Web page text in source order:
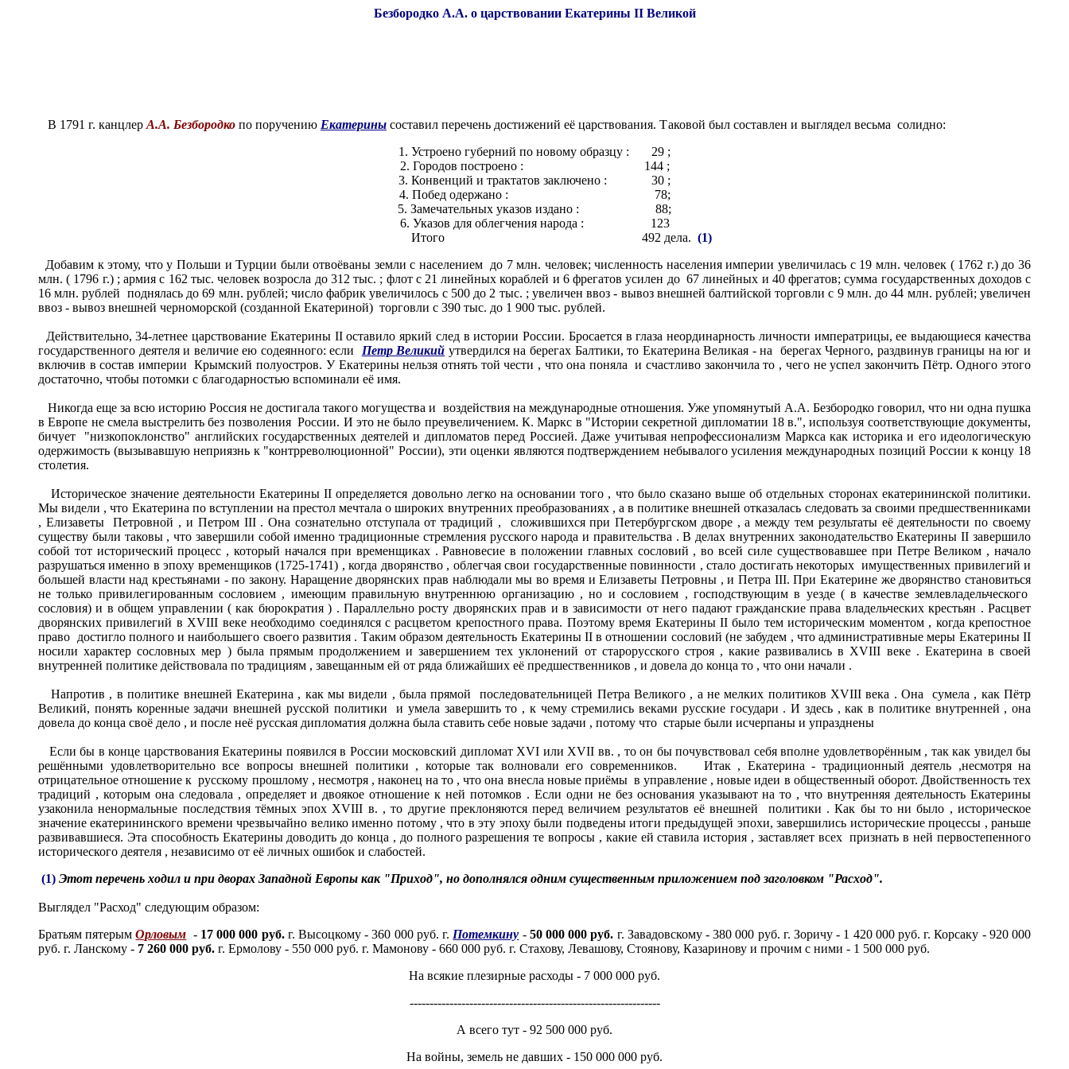
Безбородко А.А. о царствовании Екатерины IIВеликой
В 1791 г. канцлер А.А. Безбородко по поручению Екатерины составил перечень достижений её царствования. Таковой был составлен и выглядел весьма солидно:
1. Устроено губерний по новому образцу : 29 ;
2. Городов построено : 144 ;
3. Конвенций и трактатов заключено : 30 ;
4. Побед одержано : 78;
5. Замечательных указов издано : 88;
6. Указов для облегчения народа : 123
Итого 492 дела. (1)
Добавим к этому, что у Польши и Турции были отвоёваны земли с населением до 7 млн. человек; численность населения империи увеличилась с 19 млн. человек ( 1762 г.) до 36
млн. ( 1796 г.) ; армия с 162 тыс. человек возросла до 312 тыс. ; флот с 21 линейных кораблей и 6 фрегатов усилен до 67 линейных и 40 фрегатов; сумма государственных доходов с
16 млн. рублей поднялась до 69 млн. рублей; число фабрик увеличилось с 500 до 2 тыс. ; увеличен ввоз - вывоз внешней балтийской торговли с 9 млн. до 44 млн. рублей; увеличен
ввоз - вывоз внешней черноморской (созданной Екатериной) торговли с 390 тыс. до 1 900 тыс. рублей.
Действительно, 34-летнее царствование Екатерины II оставило яркий след в истории России. Бросается в глаза неординарность личности императрицы, ее выдающиеся качества
государственного деятеля и величие ею содеянного: если Петр Великий утвердился на берегах Балтики, то Екатерина Великая - на берегах Черного, раздвинув границы на юг и
включив в состав империи Крымский полуостров. У Екатерины нельзя отнять той чести , что она поняла и счастливо закончила то , чего не успел закончить Пётр. Одного этого
достаточно, чтобы потомки с благодарностью вспоминали её имя.
Никогда еще за всю историю Россия не достигала такого могущества и воздействия на международные отношения. Уже упомянутый А.А. Безбородко говорил, что ни одна пушка
в Европе не смела выстрелить без позволения России. И это не было преувеличением. К. Маркс в "Истории секретной дипломатии 18 в.", используя соответствующие документы,
бичует "низкопоклонство" английских государственных деятелей и дипломатов перед Россией. Даже учитывая непрофессионализм Маркса как историка и его идеологическую
одержимость (вызывавшую неприязнь к "контрреволюционной" России), эти оценки являются подтверждением небывалого усиления международных позиций России к концу 18
столетия.
Историческое значение деятельности Екатерины II определяется довольно легко на основании того , что было сказано выше об отдельных сторонах екатерининской политики.
Мы видели , что Екатерина по вступлении на престол мечтала о широких внутренних преобразованиях , а в политике внешней отказалась следовать за своими предшественниками
, Елизаветы Петровной , и Петром III . Она сознательно отступала от традиций , сложившихся при Петербургском дворе , а между тем результаты её деятельности по своему
существу были таковы , что завершили собой именно традиционные стремления русского народа и правительства . В делах внутренних законодательство Екатерины II завершило
собой тот исторический процесс , который начался при временщиках . Равновесие в положении главных сословий , во всей силе существовавшее при Петре Великом , начало
разрушаться именно в эпоху временщиков (1725-1741) , когда дворянство , облегчая свои государственные повинности , стало достигать некоторых имущественных привилегий и
большей власти над крестьянами - по закону. Наращение дворянских прав наблюдали мы во время и Елизаветы Петровны , и Петра III. При Екатерине же дворянство становиться
не только привилегированным сословием , имеющим правильную внутреннюю организацию , но и сословием , господствующим в уезде ( в качестве землевладельческого
сословия) и в общем управлении ( как бюрократия ) . Параллельно росту дворянских прав и в зависимости от него падают гражданские права владельческих крестьян . Расцвет
дворянских привилегий в ХVIII веке необходимо соединялся с расцветом крепостного права. Поэтому время Екатерины II было тем историческим моментом , когда крепостное
право достигло полного и наибольшего своего развития . Таким образом деятельность Екатерины II в отношении сословий (не забудем , что административные меры Екатерины II
носили характер сословных мер ) была прямым продолжением и завершением тех уклонений от старорусского строя , какие развивались в XVIII веке . Екатерина в своей
внутренней политике действовала по традициям , завещанным ей от ряда ближайших её предшественников , и довела до конца то , что они начали .
Напротив , в политике внешней Екатерина , как мы видели , была прямой последовательницей Петра Великого , а не мелких политиков XVIII века . Она сумела , как Пётр
Великий, понять коренные задачи внешней русской политики и умела завершить то , к чему стремились веками русские государи . И здесь , как в политике внутренней , она
довела до конца своё дело , и после неё русская дипломатия должна была ставить себе новые задачи , потому что старые были исчерпаны и упразднены
Если бы в конце царствования Екатерины появился в России московский дипломат XVI или XVII вв. , то он бы почувствовал себя вполне удовлетворённым , так как увидел бы
решёнными удовлетворительно все вопросы внешней политики , которые так волновали его современников. Итак , Екатерина - традиционный деятель ,несмотря на
отрицательное отношение к русскому прошлому , несмотря , наконец на то , что она внесла новые приёмы в управление , новые идеи в общественный оборот. Двойственность тех
традиций , которым она следовала , определяет и двоякое отношение к ней потомков . Если одни не без основания указывают на то , что внутренняя деятельность Екатерины
узаконила ненормальные последствия тёмных эпох XVIII в. , то другие преклоняются перед величием результатов её внешней политики . Как бы то ни было , историческое
значение екатерининского времени чрезвычайно велико именно потому , что в эту эпоху были подведены итоги предыдущей эпохи, завершились исторические процессы , раньше
развивавшиеся. Эта способность Екатерины доводить до конца , до полного разрешения те вопросы , какие ей ставила история , заставляет всех признать в ней первостепенного
исторического деятеля , независимо от её личных ошибок и слабостей.
(1) Этот перечень ходил и при дворах Западной Европы как "Приход", но дополнялся одним существенным приложением под заголовком "Расход".
Выглядел "Расход" следующим образом:
Братьям пятерымОрловым - 17 000 000 руб.г. Высоцкому - 360 000 руб. г. Потемкину - 50 000 000 руб. г. Завадовскому - 380 000 руб. г. Зоричу - 1 420 000 руб. г. Корсаку - 920 000
руб. г. Ланскому - 7 260 000 руб. г. Ермолову - 550 000 руб. г. Мамонову - 660 000 руб. г. Стахову, Левашову, Стоянову, Казаринову и прочим с ними - 1 500 000 руб.
На всякие плезирные расходы - 7 000 000 руб.
---------------------------------------------------------------
А всего тут - 92 500 000 руб.
На войны, земель не давших - 150 000 000 руб.